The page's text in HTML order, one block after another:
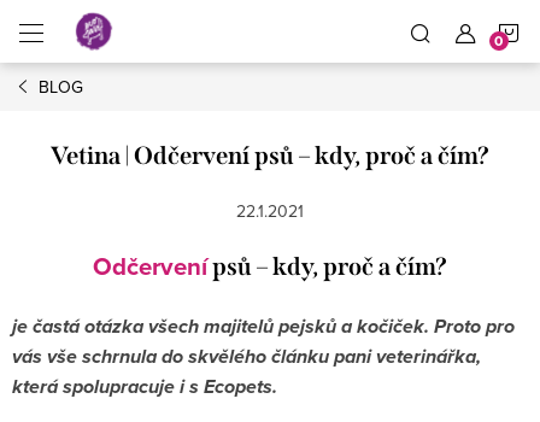
obsah
BLOG
Vetina | Odčervení psů – kdy, proč a čím?
22.1.2021
Odčervenípsů – kdy, proč a čím?
je častá otázka všech majitelů pejsků a kočiček. Proto pro
vás vše schrnula do skvělého článku pani veterinářka,
která spolupracuje i s Ecopets.